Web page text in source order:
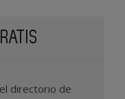
directorio de